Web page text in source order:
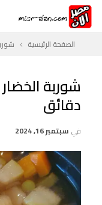
الصفحة الرئيسية
شوربة
دقائق
في سبتمبر 16, 2024